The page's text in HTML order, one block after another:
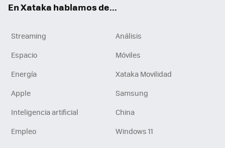
En Xataka hablamos de...
Streaming
Análisis
Espacio
Móviles
Energía
Xataka Movilidad
Apple
Samsung
Inteligencia artificial
China
Empleo
Windows 11